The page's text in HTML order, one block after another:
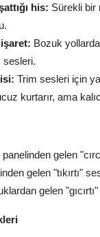
his: Sürekli bir
Bozuk
sesleri.
Trim sesleri için
kurtarır, ama
gelen
gelen "tıkırtı"
gelen